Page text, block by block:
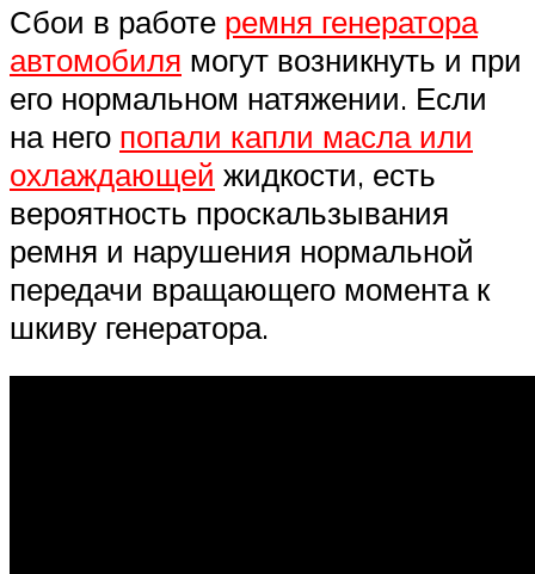
Сбои в работе ремня генератора
автомобиля могут возникнуть и при
его нормальном натяжении. Если
на него попали капли масла или
охлаждающей жидкости, есть
вероятность проскальзывания
ремня и нарушения нормальной
передачи вращающего момента к
шкиву генератора.